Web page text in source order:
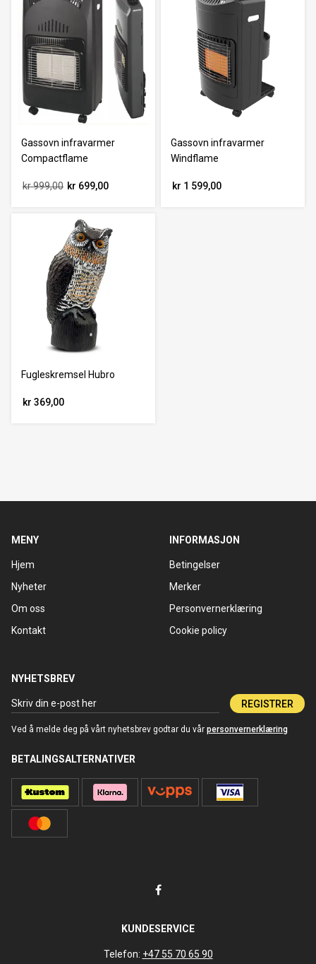
Gassovn infravarmer
Compactflame
kr 999,00 kr 699,00
Gassovn infravarmer
Windflame
kr 1 599,00
Fugleskremsel Hubro
kr 369,00
MENY
Hjem
Nyheter
Om oss
Kontakt
INFORMASJON
Betingelser
Merker
Personvernerklæring
Cookie policy
NYHETSBREV
REGISTRER
Ved å melde deg på vårt nyhetsbrev godtar du vår personvernerklæring
BETALINGSALTERNATIVER
KUNDESERVICE
Telefon: +47 55 70 65 90